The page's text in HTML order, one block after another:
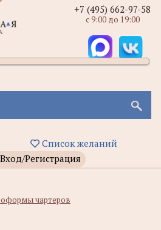
Список желаний
Вход/Регистрация
+7 (495) 662-97-58
с 9:00 до 19:00
чартеров